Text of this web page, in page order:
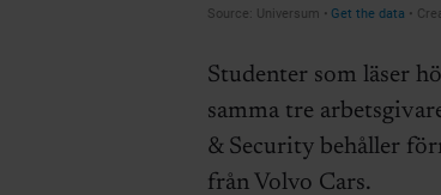
Studenter som läser
samma tre
& Security behåller
från Volvo Cars.